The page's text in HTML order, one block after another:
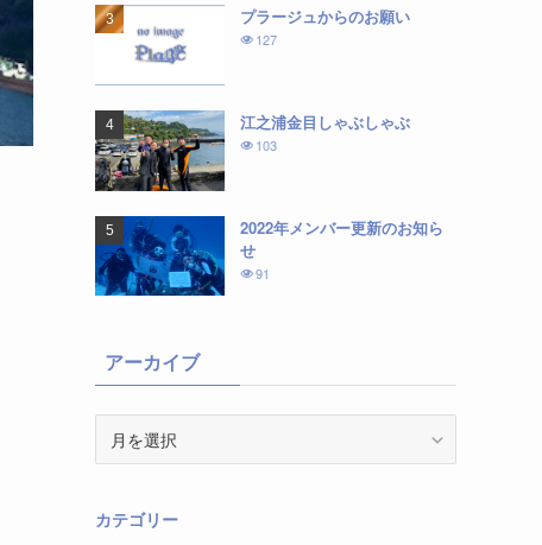
プラージュからのお願い
127
江之浦金目しゃぶしゃぶ
103
2022年メンバー更新のお知ら
せ
91
アーカイブ
ブ
カテゴリー